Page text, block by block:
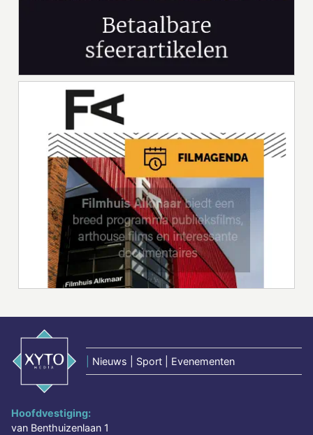
Nieuws | Sport | Evenementen
Hoofdvestiging:
van Benthuizenlaan 1